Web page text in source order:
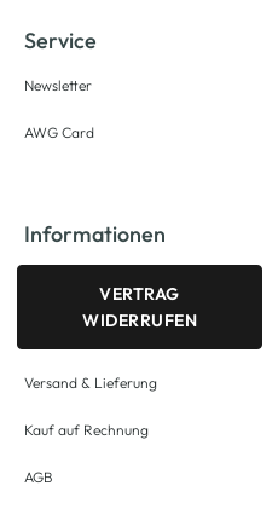
Service
Newsletter
AWG Card
Informationen
VERTRAG
WIDERRUFEN
Versand & Lieferung
Kauf auf Rechnung
AGB